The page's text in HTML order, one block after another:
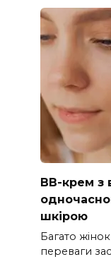
ВВ-крем з
шкірою
Багато
переваги